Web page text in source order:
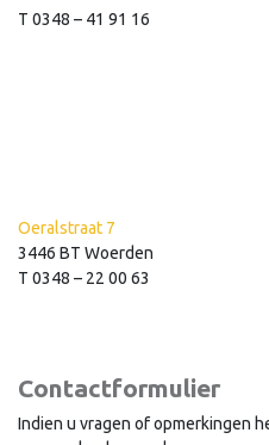
T 0348 – 41 91 16
Oeralstraat 7
3446 BT Woerden
T 0348 – 22 00 63
Contactformulier
Indien u vragen of opmerkingen